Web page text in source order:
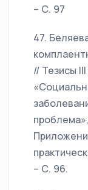
– С. 97
47.
// Тезисы
– С. 96.